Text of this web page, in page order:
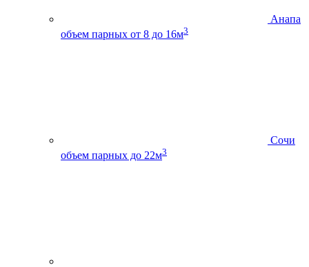
Анапа
объем парных от 8 до 16м3
Сочи
объем парных до 22м3